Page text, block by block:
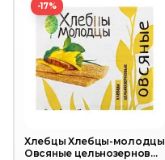
-17%
Хлебцы Хлебцы-молодцы
Овсяные цельнозерновые